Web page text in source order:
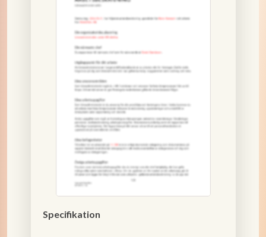
Specifikation